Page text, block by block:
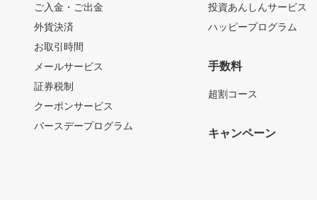
ご入金・ご出金
外貨決済
お取引時間
メールサービス
証券税制
クーポンサービス
バースデープログラム
投資あんしんサービス
ハッピープログラム
手数料
超割コース
キャンペーン